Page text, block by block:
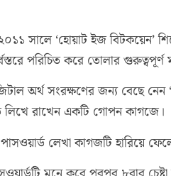
সালে ‘হোয়াট ইজ বিটকয়েন’
পরিচিত করে তোলার
অর্থ সংরক্ষণের জন্য বেছে
লিখে রাখেন একটি গোপন কাগজে।
লেখা কাগজটি হারিয়ে